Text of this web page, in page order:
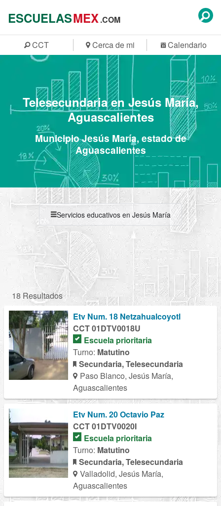
ESCUELASMEX.COM
CCT Cerca de mi Calendario
Telesecundaria en Jesús María,
Aguascalientes
Municipio Jesús María, estado de
Aguascalientes
Servicios educativos en Jesús María
18 Resultados
Etv Num. 18 Netzahualcoyotl
CCT 01DTV0018U
Escuela prioritaria
Turno: Matutino
Secundaria, Telesecundaria
Paso Blanco, Jesús María,
Aguascalientes
Etv Num. 20 Octavio Paz
CCT 01DTV0020I
Escuela prioritaria
Turno: Matutino
Secundaria, Telesecundaria
Valladolid, Jesús María,
Aguascalientes